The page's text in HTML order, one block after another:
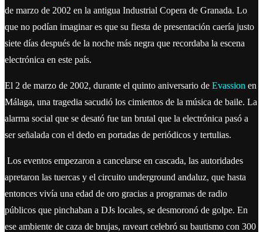
de marzo de 2002 en la antigua Industrial Copera de Granada. Lo
que no podían imaginar es que su fiesta de presentación caería justo
siete días después de la noche más negra que recordaba la escena
electrónica en este país.
El 2 de marzo de 2002, durante el quinto aniversario de Evassion en
Málaga, una tragedia sacudió los cimientos de la música de baile. La
alarma social que se desató fue tan brutal que la electrónica pasó a
ser señalada con el dedo en portadas de periódicos y tertulias.
Los eventos empezaron a cancelarse en cascada, las autoridades
apretaron las tuercas y el circuito underground andaluz, que hasta
entonces vivía una edad de oro gracias a programas de radio
públicos que pinchaban a DJs locales, se desmoronó de golpe. En
ese ambiente de caza de brujas, raveart celebró su bautismo con 300